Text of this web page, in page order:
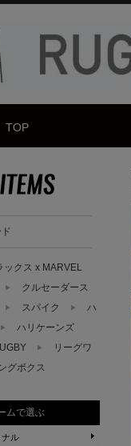
TOP
ックス x MARVEL
クルセーダース
スパイク
ハ
ハリケーンズ
リーグワ
グボクス
ムで選ぶ
ナル